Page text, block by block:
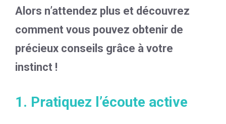
Alors n’attendez plus et découvrez
comment vous pouvez obtenir de
précieux conseils grâce à votre
instinct !
1. Pratiquez l’écoute active